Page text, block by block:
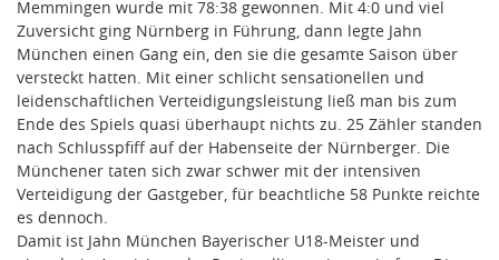
Memmingen wurde mit 78:38 gewonnen. Mit 4:0 und viel
Zuversicht ging Nürnberg in Führung, dann legte Jahn
München einen Gang ein, den sie die gesamte Saison über
versteckt hatten. Mit einer schlicht sensationellen und
leidenschaftlichen Verteidigungsleistung ließ man bis zum
Ende des Spiels quasi überhaupt nichts zu. 25 Zähler standen
nach Schlusspfiff auf der Habenseite der Nürnberger. Die
Münchener taten sich zwar schwer mit der intensiven
Verteidigung der Gastgeber, für beachtliche 58 Punkte reichte
es dennoch.
Damit ist Jahn München Bayerischer U18-Meister und